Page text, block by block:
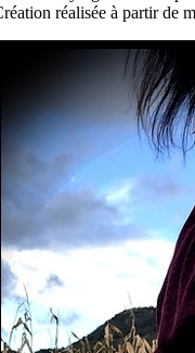
réalisée à partir de